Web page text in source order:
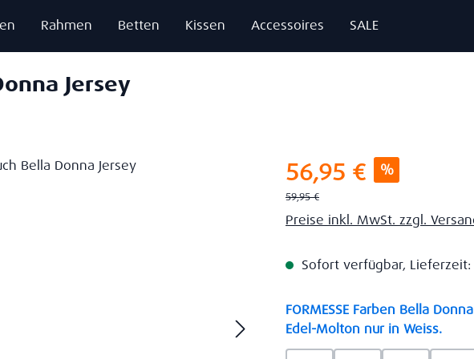
Rahmen Betten Kissen Accessoires SALE
Jersey
Verkaufspreis:
56,95 € %
Regulärer Preis:
59,95 €
Preise inkl. MwSt. zzgl.
Sofort verfügbar,
FORMESSE Farben Bella
Edel-Molton nur in Weiss.